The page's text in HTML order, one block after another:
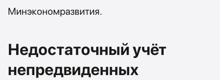
Минэкономразвития.
Недостаточный учёт
непредвиденных